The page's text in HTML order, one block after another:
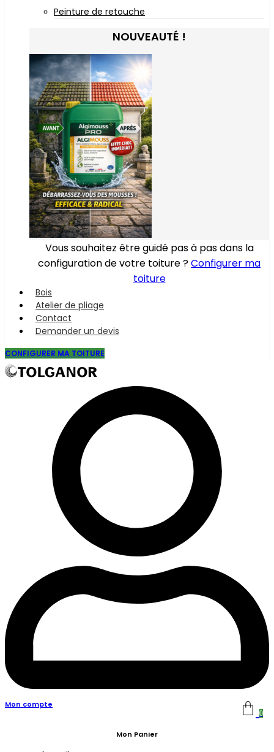
Peinture de retouche
NOUVEAUTÉ !
Vous souhaitez être guidé pas à pas dans la
configuration de votre toiture ?Configurer ma
toiture
Bois
Atelier de pliage
Contact
Demander un devis
CONFIGURER MA TOITURE
Mon compte
0
Mon Panier